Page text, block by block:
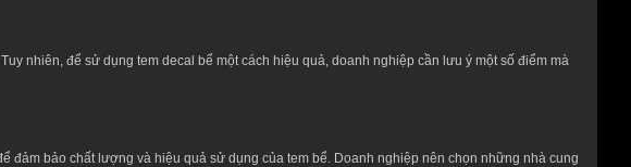
nhiên, để sử dụng tem decal bể một cách hiệu quả, doanh nghiệp cần lưu ý một số điểm mà
đảm bảo chất lượng và hiệu quả sử dụng của tem bể. Doanh nghiệp nên chọn những nhà cung